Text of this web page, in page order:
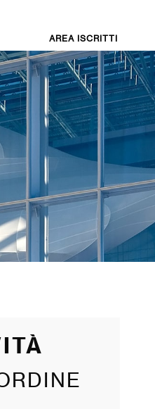
AREA ISCRITTI